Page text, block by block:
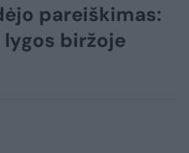
pareiškimas:
biržoje